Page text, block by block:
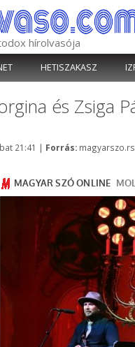
hírolvasója
HETISZAKASZ
és Zsiga
21:41 | Forrás: Kategória
magyarszo.rs